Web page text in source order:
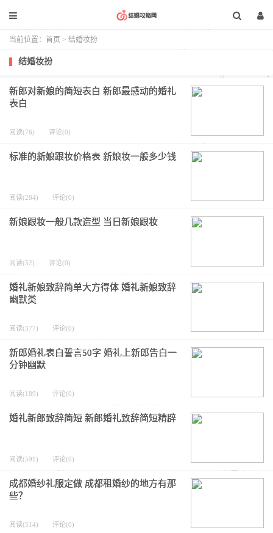
当前位置： 首页 > 结婚妆扮
结婚妆扮
新郎对新娘的简短表白 新郎最感动的婚礼
表白
阅读(76) 评论(0)
标准的新娘跟妆价格表 新娘妆一般多少钱
阅读(284) 评论(0)
新娘跟妆一般几款造型 当日新娘跟妆
阅读(52) 评论(0)
婚礼新娘致辞简单大方得体 婚礼新娘致辞
幽默类
阅读(377) 评论(0)
新郎婚礼表白誓言50字 婚礼上新郎告白一
分钟幽默
阅读(189) 评论(0)
婚礼新郎致辞简短 新郎婚礼致辞简短精辟
阅读(591) 评论(0)
成都婚纱礼服定做 成都租婚纱的地方有那
些？
阅读(514) 评论(0)